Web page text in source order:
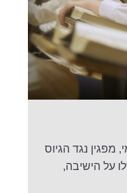
מפגין נגד הגיוס
על הישיבה,